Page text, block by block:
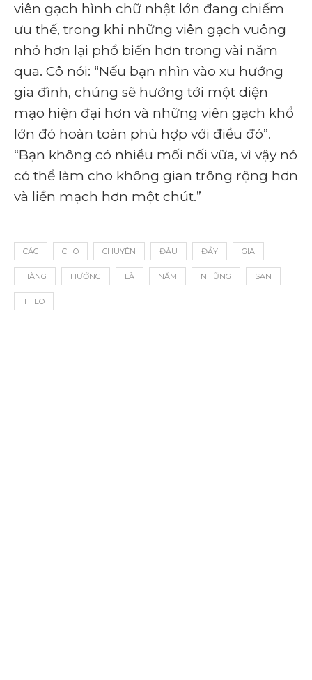
viên gạch hình chữ nhật lớn đang chiếm
ưu thế, trong khi những viên gạch vuông
nhỏ hơn lại phổ biến hơn trong vài năm
qua. Cô nói: “Nếu bạn nhìn vào xu hướng
gia đình, chúng sẽ hướng tới một diện
mạo hiện đại hơn và những viên gạch khổ
lớn đó hoàn toàn phù hợp với điều đó”.
“Bạn không có nhiều mối nối vữa, vì vậy nó
có thể làm cho không gian trông rộng hơn
và liền mạch hơn một chút.”
CÁC CHO CHUYÊN ĐÂU ĐẦY GIA
HÀNG HƯỚNG LÀ NĂM NHỮNG SẠN
THEO